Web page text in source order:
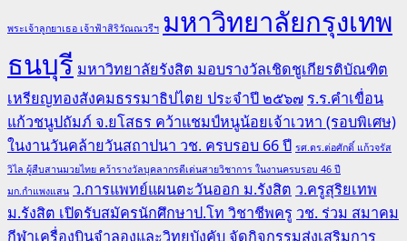
พระเจ้าลูกยาเธอ เจ้าฟ้าสิริวัณณวรีฯ มหาวิทยาลัยกรุงเทพ
ธนบุรี มหาวิทยาลัยรังสิต มอบรางวัลเชิดชูเกียรติบัณฑิต
เหรียญทองสังคมธรรมาธิปไตย ประจำปี ๒๕๖๗ ร.ร.คำเขื่อน
แก้วชนูปถัมภ์ จ.ยโสธร คว้าแชมป์หนูน้อยเจ้าเวหา (รอบพิเศษ)
ในงานวันคล้ายวันสถาปนา วช. ครบรอบ 66 ปี รศ.ดร.ต่อศักดิ์ แก้วจรัส
วิไล ผู้สืบสานมวยไทย คว้ารางวัลบุคลากรดีเด่นสายวิชาการ ในงานครบรอบ 46 ปี
มก.กำแพงแสน ว.การแพทย์แผนตะวันออก ม.รังสิต ว.ครูสุริยเทพ
ม.รังสิต เปิดรับสมัครนักศึกษาป.โท วิชาชีพครู วช. ร่วม สมาคม
กีฬาเครื่องบินจำลองและวิทยุบังคับ จัดกิจกรรมส่งเสริมการ